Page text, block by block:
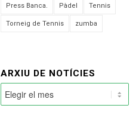
Press Banca. Pàdel Tennis
Torneig de Tennis zumba
ARXIU DE NOTÍCIES